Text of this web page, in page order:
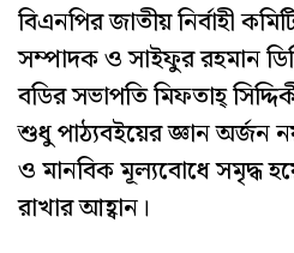
বিএনপির জাতীয় নির্বাহী
সম্পাদক ও সাইফুর রহমান
বডির সভাপতি মিফতাহ্
শুধু পাঠ্যবইয়ের জ্ঞান অর্জন
ও মানবিক মূল্যবোধে সমৃদ্ধ
রাখার আহ্বান।